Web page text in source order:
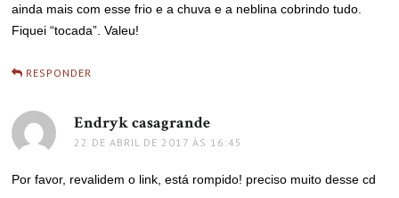
ainda mais com esse frio e a chuva e a neblina cobrindo tudo.
Fiquei “tocada”. Valeu!
RESPONDER
Endryk casagrande
22 DE ABRIL DE 2017 ÀS 16:45
Por favor, revalidem o link, está rompido! preciso muito desse cd